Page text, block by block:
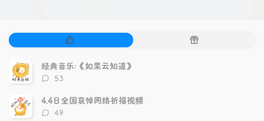
门
文
章
随
经典音乐:《如果云知道》
评
数：
53
4.4日全国哀悼网络祈福视频
评
49